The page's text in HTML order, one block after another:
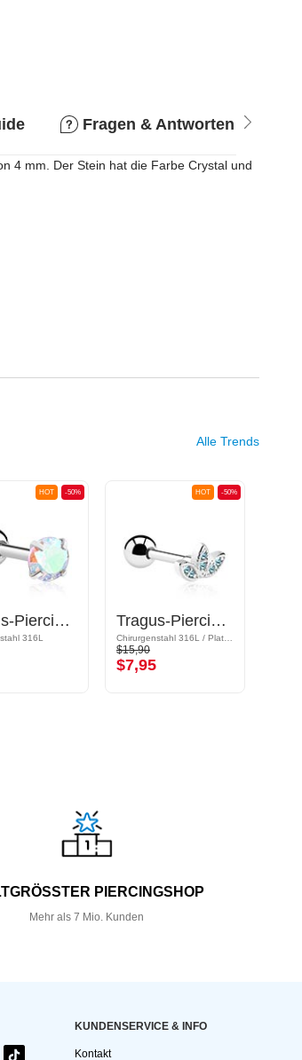
Fragen & Antworten
4 mm. Der Stein hat die Farbe Crystal und
Alle Trends
-50%
HOT
Tragus-Piercing mit Kristallstein
316L
-50%
HOT
Tragus-Piercing mit Kristallsteinchen
$15,90
$7,95
PIERCINGSHOP
Mehr als 7 Mio. Kunden
KUNDEN­SERVICE & INFO
Kontakt